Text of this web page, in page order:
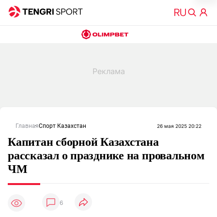
ГлавнаяСпорт Казахстан 26 мая 2025 20:22
Капитан сборной Казахстана
рассказал о празднике на провальном
ЧМ
6